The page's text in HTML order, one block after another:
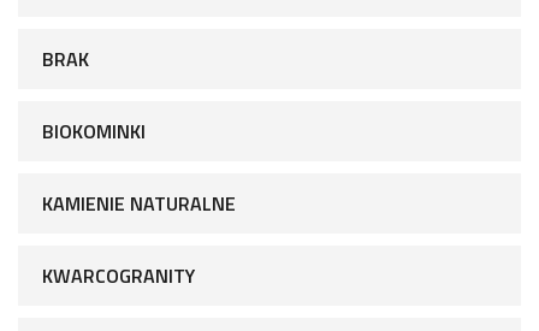
BRAK
BIOKOMINKI
KAMIENIE NATURALNE
KWARCOGRANITY